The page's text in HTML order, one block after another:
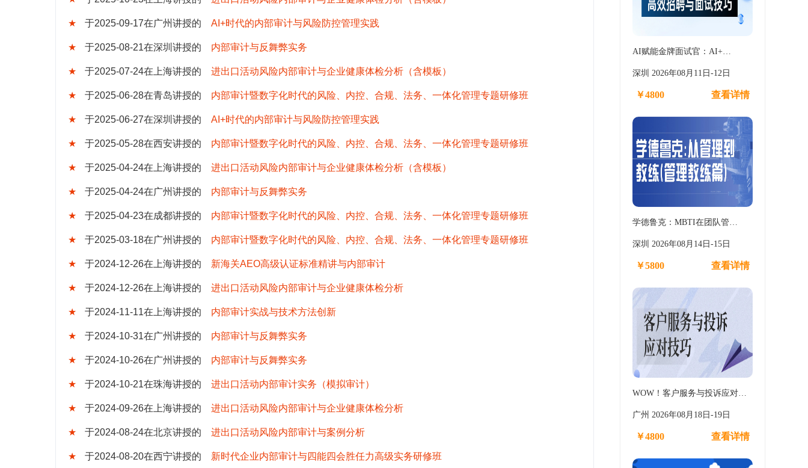
★ 于2025-09-17在广州讲授的 AI+时代的内部审计与风险防控管理实践
★ 于2025-08-21在深圳讲授的 内部审计与反舞弊实务
★ 于2025-07-24在上海讲授的 进出口活动风险内部审计与企业健康体检分析（含模板）
★ 于2025-06-28在青岛讲授的 内部审计暨数字化时代的风险、内控、合规、法务、一体化管理专题研修班
★ 于2025-06-27在深圳讲授的 AI+时代的内部审计与风险防控管理实践
★ 于2025-05-28在西安讲授的 内部审计暨数字化时代的风险、内控、合规、法务、一体化管理专题研修班
★ 于2025-04-24在上海讲授的 进出口活动风险内部审计与企业健康体检分析（含模板）
★ 于2025-04-24在广州讲授的 内部审计与反舞弊实务
★ 于2025-04-23在成都讲授的 内部审计暨数字化时代的风险、内控、合规、法务、一体化管理专题研修班
★ 于2025-03-18在广州讲授的 内部审计暨数字化时代的风险、内控、合规、法务、一体化管理专题研修班
★ 于2024-12-26在上海讲授的 新海关AEO高级认证标准精讲与内部审计
★ 于2024-12-26在上海讲授的 进出口活动风险内部审计与企业健康体检分析
★ 于2024-11-11在上海讲授的 内部审计实战与技术方法创新
★ 于2024-10-31在广州讲授的 内部审计与反舞弊实务
★ 于2024-10-26在广州讲授的 内部审计与反舞弊实务
★ 于2024-10-21在珠海讲授的 进出口活动内部审计实务（模拟审计）
★ 于2024-09-26在上海讲授的 进出口活动风险内部审计与企业健康体检分析
★ 于2024-08-24在北京讲授的 进出口活动风险内部审计与案例分析
★ 于2024-08-20在西宁讲授的 新时代企业内部审计与四能四会胜任力高级实务研修班
AI赋能金牌面试官：AI+…
深圳 2026年08月11日-12日
￥4800 查看详情
学德鲁克：MBTI在团队管…
深圳 2026年08月14日-15日
￥5800 查看详情
WOW！客户服务与投诉应对…
广州 2026年08月18日-19日
￥4800 查看详情